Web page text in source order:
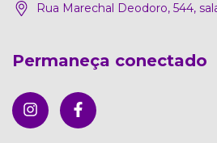
Rua Marechal Deodoro, 544,
Permaneça conectado